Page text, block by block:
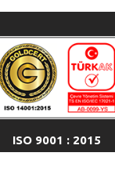
ISO 9001 : 2015